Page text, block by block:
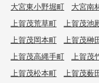
大宮東小野堀町
大宮南
上賀茂荒草町
上賀茂池
上賀茂岡本町
上賀茂榊
上賀茂高縄手町
上賀茂
上賀茂松本町
上賀茂薮